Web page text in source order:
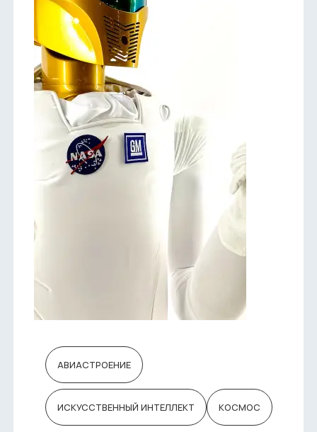
АВИАСТРОЕНИЕ
ИСКУССТВЕННЫЙ ИНТЕЛЛЕКТ КОСМОС